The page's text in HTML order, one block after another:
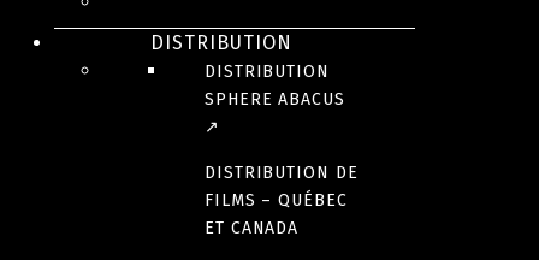
DISTRIBUTION
DISTRIBUTION
SPHERE ABACUS
↗
DISTRIBUTION DE
FILMS – QUÉBEC
ET CANADA